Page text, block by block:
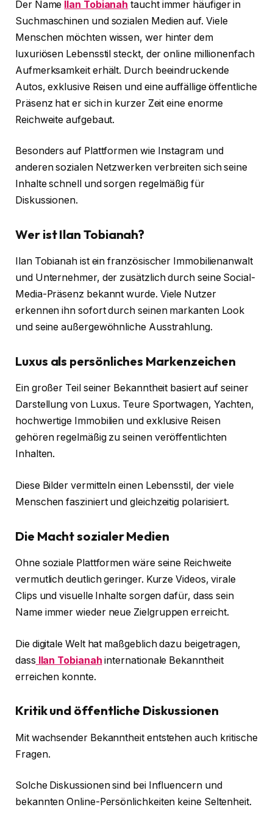
Der Name Ilan Tobianah taucht immer häufiger in
Suchmaschinen und sozialen Medien auf. Viele
Menschen möchten wissen, wer hinter dem
luxuriösen Lebensstil steckt, der online millionenfach
Aufmerksamkeit erhält. Durch beeindruckende
Autos, exklusive Reisen und eine auffällige öffentliche
Präsenz hat er sich in kurzer Zeit eine enorme
Reichweite aufgebaut.
Besonders auf Plattformen wie Instagram und
anderen sozialen Netzwerken verbreiten sich seine
Inhalte schnell und sorgen regelmäßig für
Diskussionen.
Wer ist Ilan Tobianah?
Ilan Tobianah ist ein französischer Immobilienanwalt
und Unternehmer, der zusätzlich durch seine Social-
Media-Präsenz bekannt wurde. Viele Nutzer
erkennen ihn sofort durch seinen markanten Look
und seine außergewöhnliche Ausstrahlung.
Luxus als persönliches Markenzeichen
Ein großer Teil seiner Bekanntheit basiert auf seiner
Darstellung von Luxus. Teure Sportwagen, Yachten,
hochwertige Immobilien und exklusive Reisen
gehören regelmäßig zu seinen veröffentlichten
Inhalten.
Diese Bilder vermitteln einen Lebensstil, der viele
Menschen fasziniert und gleichzeitig polarisiert.
Die Macht sozialer Medien
Ohne soziale Plattformen wäre seine Reichweite
vermutlich deutlich geringer. Kurze Videos, virale
Clips und visuelle Inhalte sorgen dafür, dass sein
Name immer wieder neue Zielgruppen erreicht.
Die digitale Welt hat maßgeblich dazu beigetragen,
dass Ilan Tobianah internationale Bekanntheit
erreichen konnte.
Kritik und öffentliche Diskussionen
Mit wachsender Bekanntheit entstehen auch kritische
Fragen.
Solche Diskussionen sind bei Influencern und
bekannten Online-Persönlichkeiten keine Seltenheit.